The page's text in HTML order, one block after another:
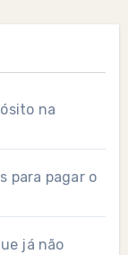
na
para pagar o
já não